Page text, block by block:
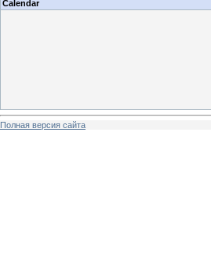
Calendar
Полная версия сайта